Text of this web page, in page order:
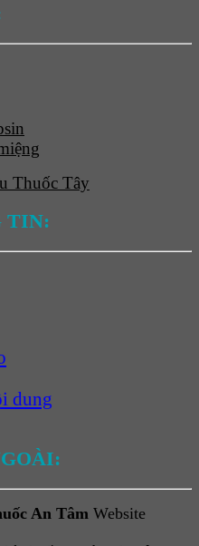
Thuốc Tây
TIN:
dung
An Tâm Website